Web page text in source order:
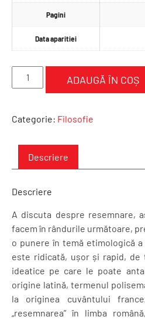
Pagini
Data aparitiei
Cantitate
Resemnarea.
mod
existență
ADAUGĂ ÎN COȘ
Categorie: Filosofie
Descriere
Descriere
A discuta despre resemnare,
facem în rândurile următoare,
o punere în temă etimologică
este ridicată, ușor și rapid,
ideatice pe care le poate
origine latină, termenul
la originea cuvântului
„resemnarea” în limba